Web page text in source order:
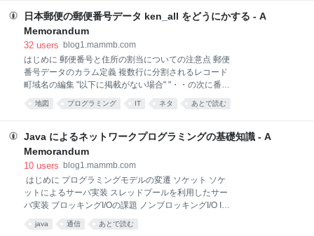
ブジェ
Repository へライブラリを登録する手順です。 意外と
古い情報しか見当たらなく、少し面倒な作業なのでこ
ちらで紹介します。 大きくは、以下の流れになりま
す。 sonatype の JIRA で issue を通してリポジトリ作
成を依頼 GnuPG で jar を署名できる環境を作成
Gradle プラグインでリポジトリへ登録 Repository
に見ていきましょう。 sonat
日本郵便の郵便番号データ ken_all をどうにかする - A
Memorandum
32 users blog1.mammb.com
はじめに 郵便番号と住所の割当についての注意点 郵便
番号データのカラム定義 複数行に分割されるレコード
町域名の編集 "以下に掲載がない場合" "・・の次に番地
がくる場合" "・・一円" カンマ区切りされた町域名 地
割 町域名がカッコ付きで補足されるパターン （全
（○○屋敷） ビルの記載 （地階・階層不明）（X階）
・・を除く） ・・を含む） ・・その他） ・・以下）
・・以上） ・・以内） ・・以降） ・・以外） ・・」
郵便番号の入力に応じて、都道府県や市区町村を入力
補完したい、というユースケースは良くあります。 日
本郵便の公開する郵便番号データ ken_all.csv は、こ
のようなユースケースのための辞書データ候補に挙げ
地図 プログラミング IT ネタ あとで読む
Java によるネットワークプログラミングの基礎知識 - A
Memorandum
10 users blog1.mammb.com
はじめに プログラミングモデルの変遷 ソケット ソケ
ットによるサーバ実装 スレッドプールを利用したサー
バ実装 ブロッキングI/Oの課題 ノンブロッキングI/O I/O
多重化(multiplexing) バッファ操作 I/O多重化を使った
サーバ実装 非同期チャネル NIO2 によるエコーサーバ
java 通信 あとで読む